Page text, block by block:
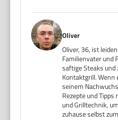
Oliver
Oliver, 36, ist
Familienvater und
saftige Steaks und
Kontaktgrill. Wenn
seinem
Rezepte und
und Grilltechnik,
zuhause selbst